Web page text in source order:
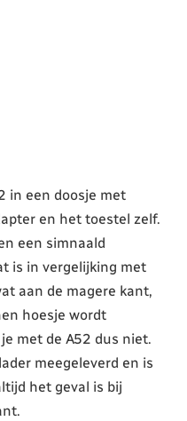
in een doosje met
en het toestel zelf.
een simnaald
is in vergelijking met
aan de magere kant,
hoesje wordt
met de A52 dus niet.
meegeleverd en is
het geval is bij